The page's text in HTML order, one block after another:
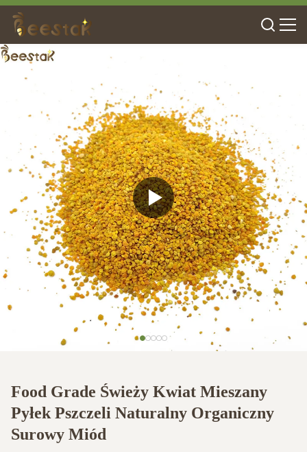
Food Grade Świeży Kwiat Mieszany
Pyłek Pszczeli Naturalny Organiczny
Surowy Miód